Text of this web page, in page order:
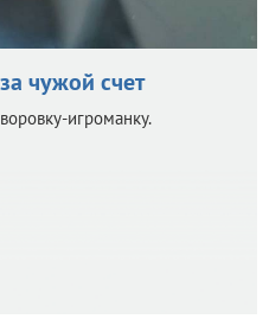
чужой счет
игроманку.